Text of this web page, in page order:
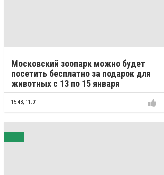
Московский зоопарк можно будет
посетить бесплатно за подарок для
животных с 13 по 15 января
15:48, 11.01